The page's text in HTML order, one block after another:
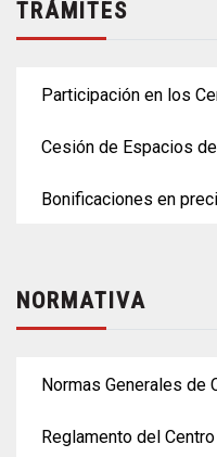
TRÁMITES
Participación en los
Cesión de Espacios
Bonificaciones en
NORMATIVA
Normas Generales de
Reglamento del